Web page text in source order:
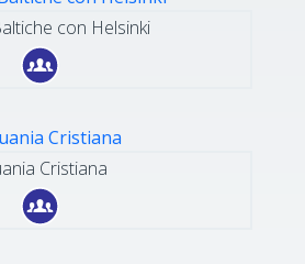
con Helsinki
Cristiana